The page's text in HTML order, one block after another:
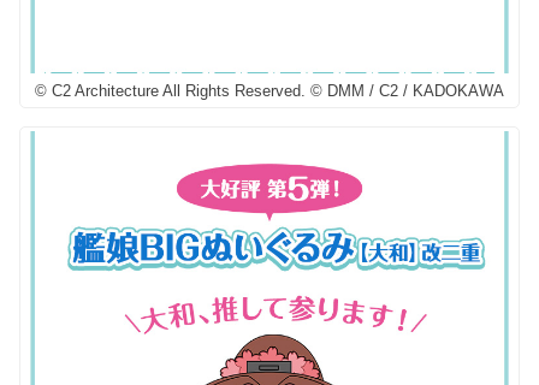
© C2 Architecture All Rights Reserved. © DMM / C2 / KADOKAWA